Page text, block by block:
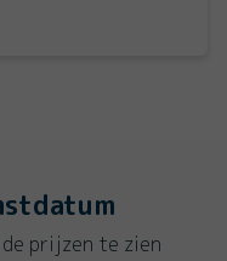
prijzen te zien